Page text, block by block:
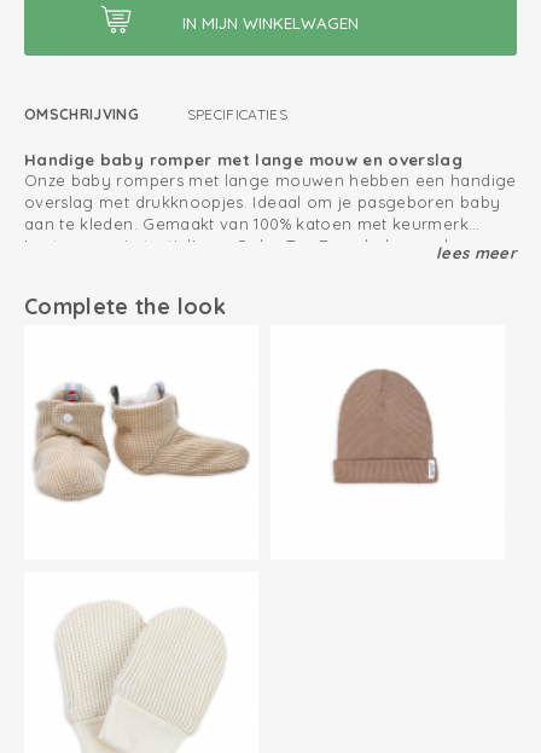
OMSCHRIJVING SPECIFICATIES
Handige baby romper met lange mouw en overslag
Onze baby rompers met lange mouwen hebben een handige
overslag met drukknoopjes. Ideaal om je pasgeboren baby
aan te kleden. Gemaakt van 100% katoen met keurmerk
'vertrouwen in textiel' van Oeko-Tex. Deze baby omslag
Combineer de baby romper met de Ciumbelle babyslofjes en
Zo houd jij je katoen producten zo lang mogelijk mooi
Oeko-Tex gecertificeerd: vrij van schadelijke stoffen
Gebreid katoen; ademend en zacht
Gemakkelijk aan- en uittrekken door overslag
lees meer
Complete the look